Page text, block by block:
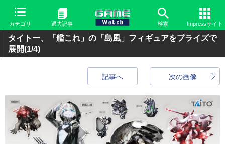
カテゴリ 過去記事 検索 Impressサイト
タイトー、「艦これ」の「島風」フィギュアをプライズで
展開(1/4)
次の画像
記事へ